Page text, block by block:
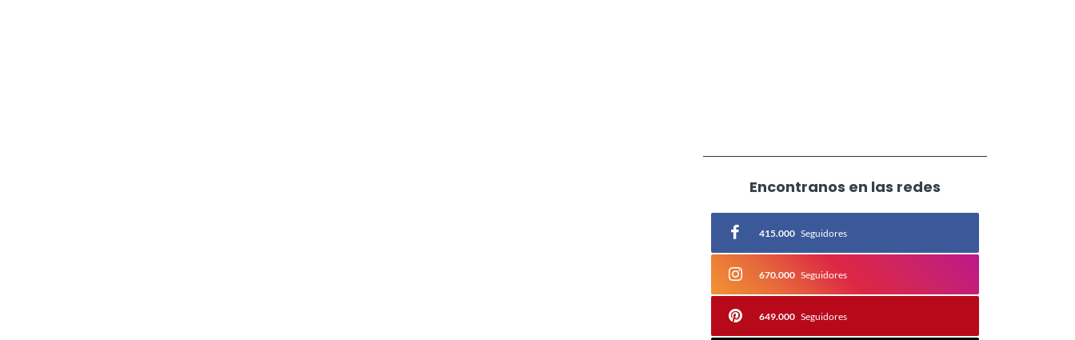
Encontranos en las redes
415.000 Seguidores
670.000 Seguidores
649.000 Seguidores